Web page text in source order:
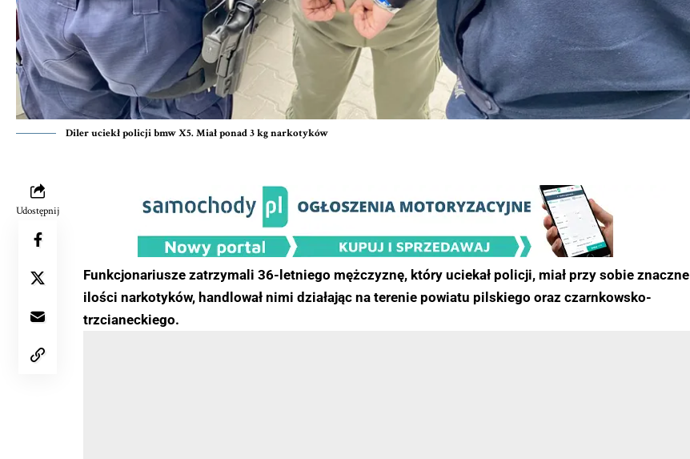
Diler uciekł policji bmw X5. Miał ponad 3 kg narkotyków
Udostępnij
Funkcjonariusze zatrzymali 36-letniego mężczyznę, który uciekał policji, miał przy sobie znaczne
ilości narkotyków, handlował nimi działając na terenie powiatu pilskiego oraz czarnkowsko-
trzcianeckiego.